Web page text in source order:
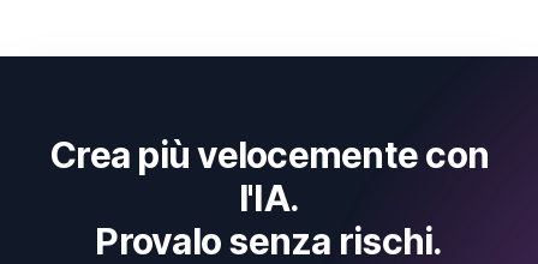
Crea più velocemente con
l'IA.
Provalo senza rischi.